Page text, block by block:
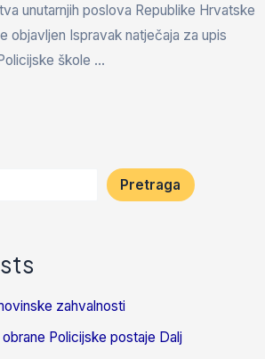
unutarnjih poslova Republike Hrvatske
objavljen Ispravak natječaja za upis
škole …
Pretraga
zahvalnosti
Policijske postaje Dalj